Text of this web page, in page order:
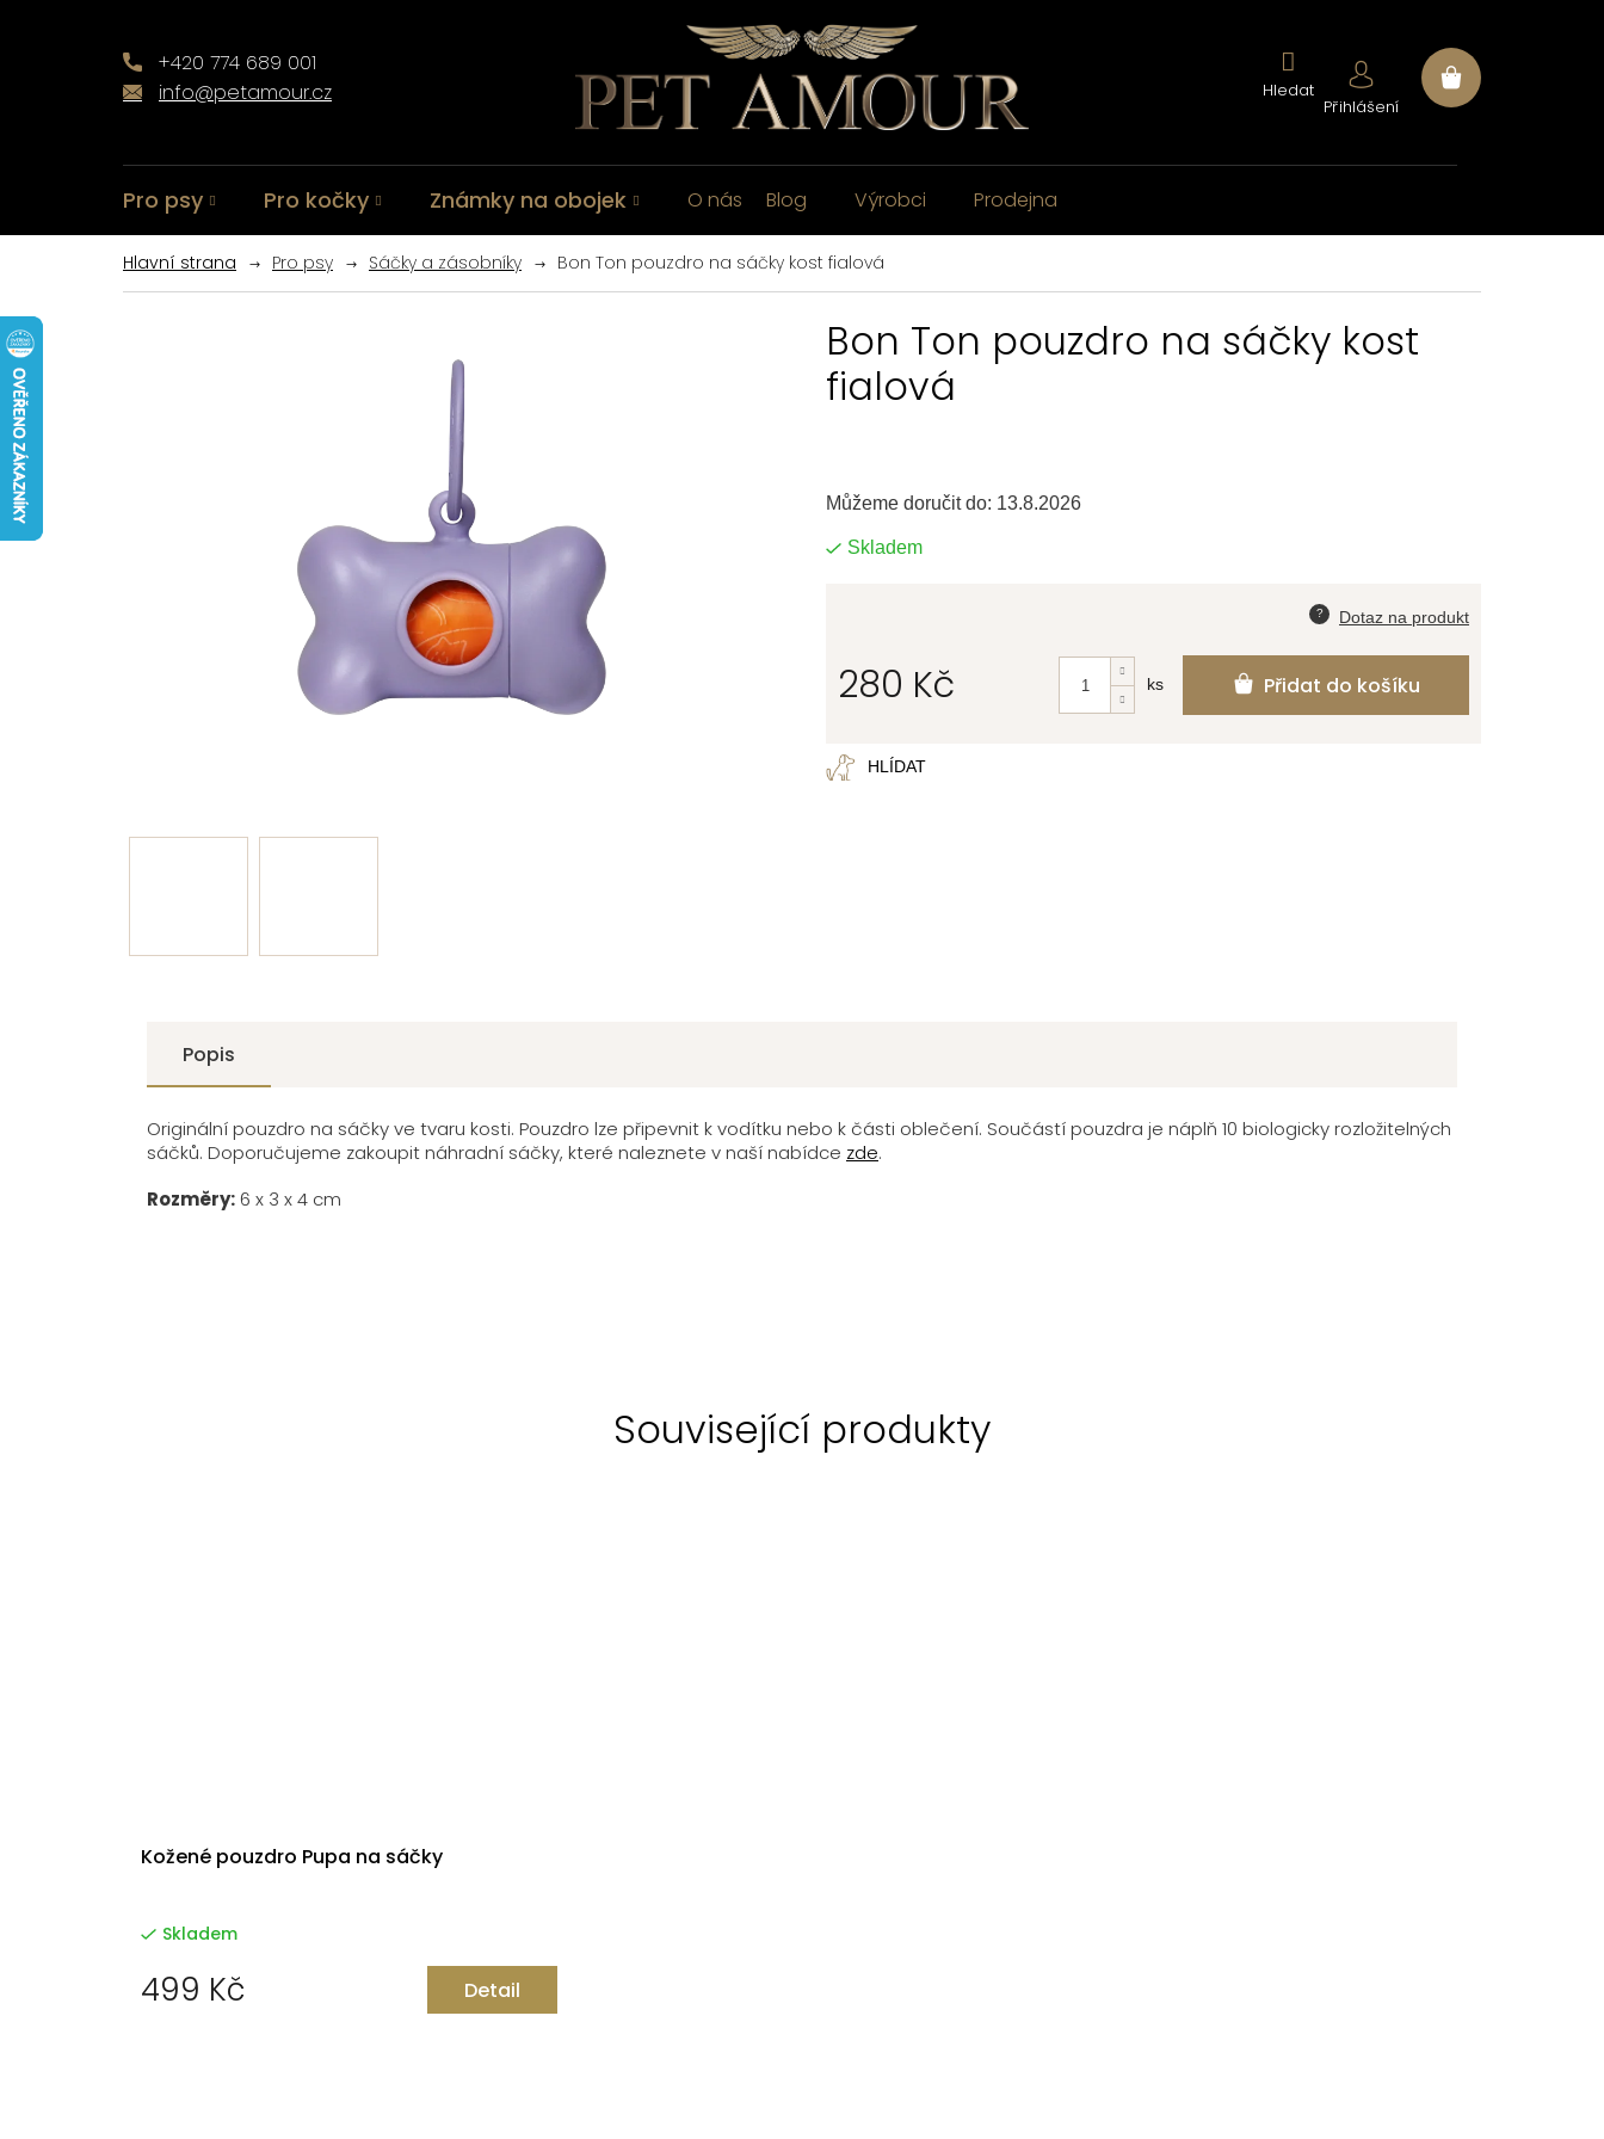
+420 774 689 001
info@petamour.cz
Přihlášení
Nákupní
Pro psy Pro kočky Známky na obojek O nás Blog Výrobci Prodejna
Pro psy Sáčky a zásobníky Bon Ton pouzdro na sáčky kost fialová
Bon Ton pouzdro na sáčky kost
fialová
Skladem
Můžeme doručit do: 13.8.2026
280 Kč Přidat do košíku
HLÍDAT
Související produkty
Kožené pouzdro Pupa na sáčky
Skladem
499 Kč Detail
Popis
Originální pouzdro na sáčky ve tvaru kosti. Pouzdro lze připevnit k vodítku nebo k části oblečení. Součástí pouzdra je náplň 10 biologicky rozložitelných
sáčků. Doporučujeme zakoupit náhradní sáčky, které naleznete v naší nabídce zde.
Rozměry: 6 x 3 x 4 cm